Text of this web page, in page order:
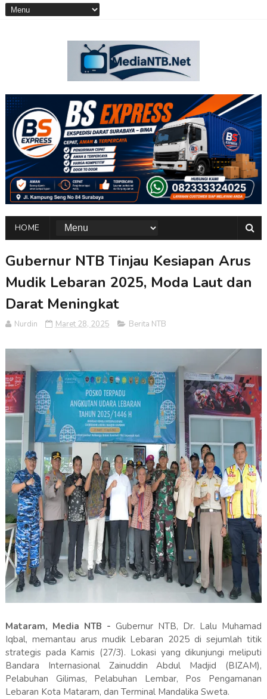
HOME
Gubernur NTB Tinjau Kesiapan Arus
Mudik Lebaran 2025, Moda Laut dan
Darat Meningkat
Nurdin Maret 28, 2025 Berita NTB
Mataram, Media NTB - Gubernur NTB, Dr. Lalu Muhamad
Iqbal, memantau arus mudik Lebaran 2025 di sejumlah titik
strategis pada Kamis (27/3). Lokasi yang dikunjungi meliputi
Bandara Internasional Zainuddin Abdul Madjid (BIZAM),
Pelabuhan Gilimas, Pelabuhan Lembar, Pos Pengamanan
Lebaran Kota Mataram, dan Terminal Mandalika Sweta.